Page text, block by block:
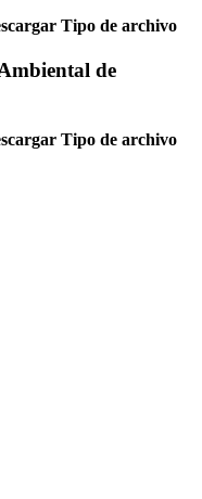
Tipo de archivo
de
Tipo de archivo